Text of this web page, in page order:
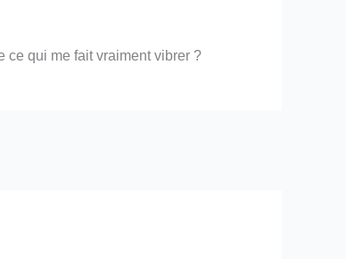
ce qui me fait vraiment vibrer ?